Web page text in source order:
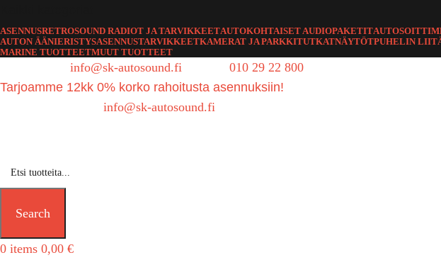
ASENNUSRETROSOUND RADIOT JA TARVIKKEETAUTOKOHTAISET AUDIOPAKETIT
AUTON ÄÄNIERISTYSASENNUSTARVIKKEETKAMERAT JA PARKKITUTKATNÄYTÖTPUHELIN
MARINE TUOTTEETMUUT TUOTTEET
info@sk-autosound.fi
010 29 22 800
Tarjoamme 12kk 0% korko rahoitusta asennuksiin!
info@sk-autosound.fi
Search
0 items 0,00 €